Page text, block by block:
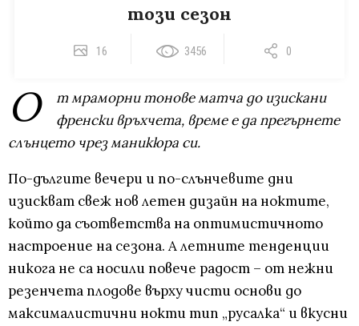
този сезон
16 3456 0
О
т мраморни тонове матча до изискани
френски връхчета, време е да прегърнете
слънцето чрез маникюра си.
По-дългите вечери и по-слънчевите дни
изискват свеж нов летен дизайн на ноктите,
който да съответства на оптимистичното
настроение на сезона. А летните тенденции
никога не са носили повече радост – от нежни
резенчета плодове върху чисти основи до
максималистични нокти тип „русалка“ и вкусни